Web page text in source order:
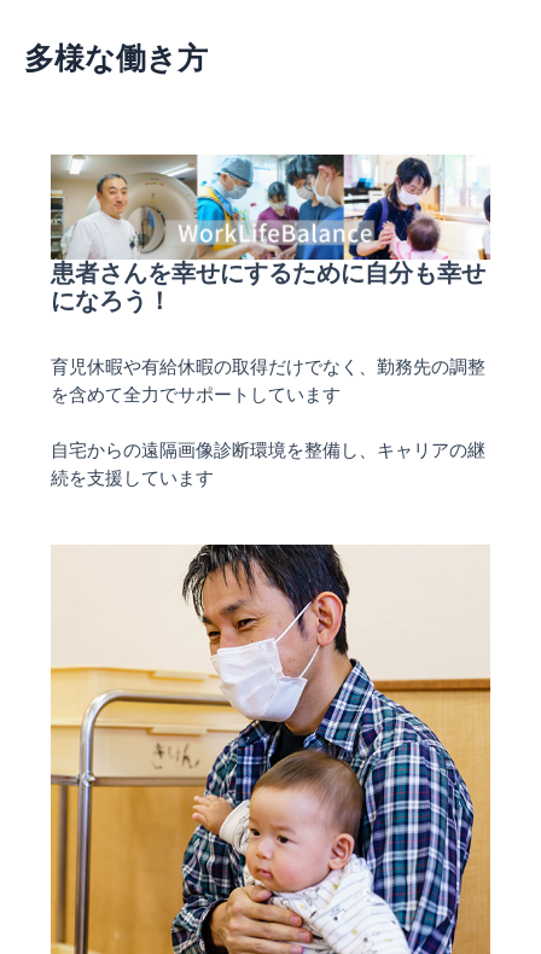
多様な働き方
患者さんを幸せにするために自分も幸せ
になろう！
育児休暇や有給休暇の取得だけでなく、勤務先の調整
を含めて全力でサポートしています
自宅からの遠隔画像診断環境を整備し、キャリアの継
続を支援しています